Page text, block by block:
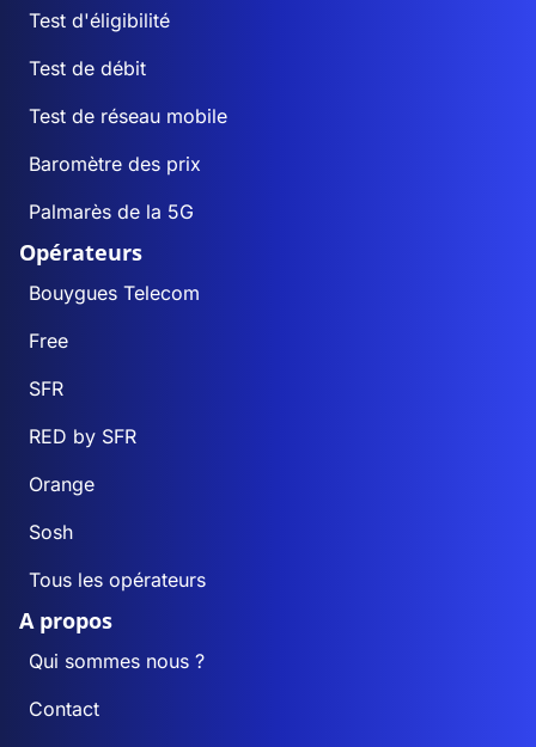
Test d'éligibilité
Test de débit
Test de réseau mobile
Baromètre des prix
Palmarès de la 5G
Opérateurs
Bouygues Telecom
Free
SFR
RED by SFR
Orange
Sosh
Tous les opérateurs
A propos
Qui sommes nous ?
Contact